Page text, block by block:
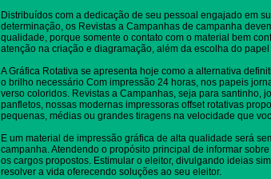
Distribuídos com a dedicação de seu pessoal engajado em
determinação, os Revistas a Campanhas de campanha
qualidade, porque somente o contato com o material bem
atenção na criação e diagramação, além da escolha do
A Gráfica Rotativa se apresenta hoje como a alternativa
o brilho necessário Com impressão 24 horas, nos papeis
verso coloridos. Revistas a Campanhas, seja para santinho,
panfletos, nossas modernas impressoras offset rotativas
pequenas, médias ou grandes tiragens na velocidade que
E um material de impressão gráfica de alta qualidade será
campanha. Atendendo o propósito principal de informar
os cargos propostos. Estimular o eleitor, divulgando ideias
resolver a vida oferecendo soluções ao seu eleitor.